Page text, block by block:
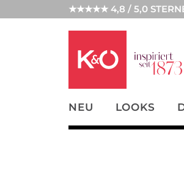
★★★★★ 4,8 / 5,0
NEU LOOKS
UNSERE APP
CLICK &